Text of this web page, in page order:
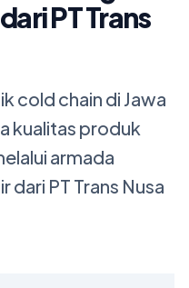
PT Trans
cold chain di Jawa
kualitas produk
armada
PT Trans Nusa